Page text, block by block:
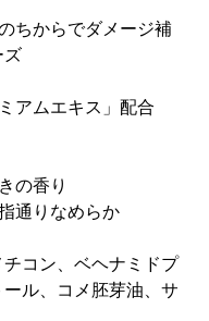
ちからでダメージ補
ズ
アムエキス」配合
の香り
通りなめらか
コン、ベヘナミドプ
ル、コメ胚芽油、サ